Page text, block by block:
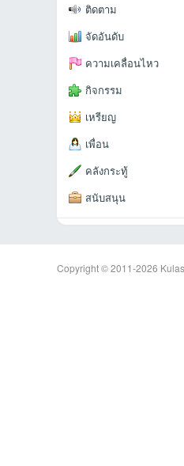
an
ติดตาม
จัดอันดับ
ความเคลื่อนไหว
กิจกรรม
เหรียญ
เพื่อน
คลังกระทู้
สนับสนุน
Copyright © 2011-2026